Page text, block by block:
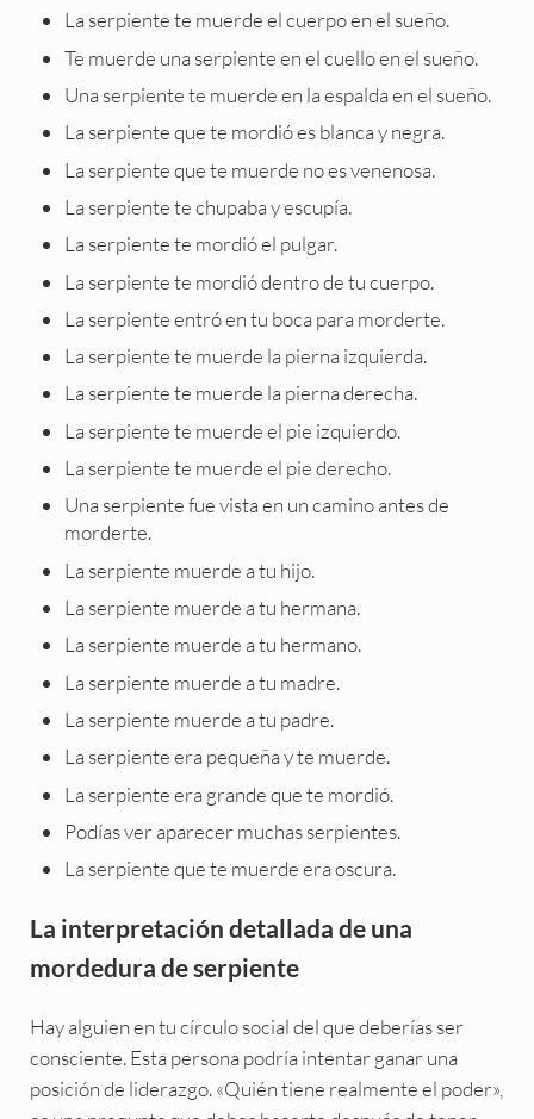
La serpiente te muerde el cuerpo en el sueño.
Te muerde una serpiente en el cuello en el sueño.
Una serpiente te muerde en la espalda en el sueño.
La serpiente que te mordió es blanca y negra.
La serpiente que te muerde no es venenosa.
La serpiente te chupaba y escupía.
La serpiente te mordió el pulgar.
La serpiente te mordió dentro de tu cuerpo.
La serpiente entró en tu boca para morderte.
La serpiente te muerde la pierna izquierda.
La serpiente te muerde la pierna derecha.
La serpiente te muerde el pie izquierdo.
La serpiente te muerde el pie derecho.
Una serpiente fue vista en un camino antes de
morderte.
La serpiente muerde a tu hijo.
La serpiente muerde a tu hermana.
La serpiente muerde a tu hermano.
La serpiente muerde a tu madre.
La serpiente muerde a tu padre.
La serpiente era pequeña y te muerde.
La serpiente era grande que te mordió.
Podías ver aparecer muchas serpientes.
La serpiente que te muerde era oscura.
La interpretación detallada de una
mordedura de serpiente
Hay alguien en tu círculo social del que deberías ser
consciente. Esta persona podría intentar ganar una
posición de liderazgo. «Quién tiene realmente el poder»,